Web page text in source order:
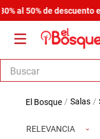
al 50% de descuento
Buscar
salas
RELEVANCIA
armario